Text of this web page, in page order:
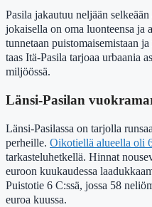
Pasila jakautuu neljään
jokaisella on oma luonteensa ja
tunnetaan puistomaisemistaan
taas Itä-Pasila tarjoaa urbaania
miljöössä.
Länsi-Pasilan
Länsi-Pasilassa on tarjolla
perheille. Oikotiellä alueella oli
tarkasteluhetkellä. Hinnat
euroon kuukaudessa
Puistotie 6 C:ssä, jossa 58
euroa kuussa.